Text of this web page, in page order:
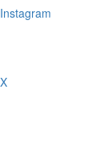
Instagram
X